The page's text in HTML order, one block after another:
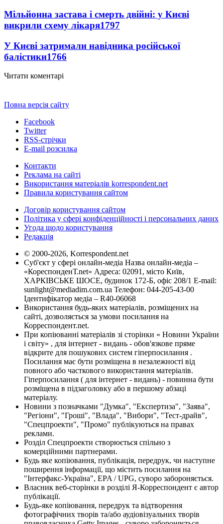
Мільйонна застава і смерть двійні: у Києві
викрили схему лікаря1797
У Києві затримали навідника російської
балістики1766
Читати коментарі
Повна версія сайту
Facebook
Twitter
RSS-стрічки
E-mail розсилка
Контакти
Реклама на сайті
Використання матеріалів korrespondent.net
Правила користування сайтом
Договір користування сайтом
Політика у сфері конфіденційності і персональних даних
Угода щодо користування
Редакція
© 2000-2026, Korrespondent.net
Суб'єкт у сфері онлайн-медіа Назва онлайн-медіа –
«КореспонденТ.net» Адреса: 02091, місто Київ,
ХАРКІВСЬКЕ ШОСЕ, будинок 172-Б, офіс 208/1 E-mail:
sunlight@mediadim.com.ua Телефон: 044-205-43-00
Ідентифікатор медіа – R40-06068
Використання будь-яких матеріалів, розміщених на
сайті, дозволяється за умови посилання на
Корреспондент.net.
При копіюванні матеріалів зі сторінки « Новини України
і світу» , для інтернет - видань - обов'язкове пряме
відкрите для пошукових систем гіперпосилання .
Посилання має бути розміщена в незалежності від
повного або часткового використання матеріалів.
Гіперпосилання ( для інтернет - видань) - повинна бути
розміщена в підзаголовку або в першому абзаці
матеріалу.
Новини з позначками "Думка", "Експертиза", "Заява",
"Регіони", "Гроші", "Влада", "Вибори", "Тест-драйв",
"Спецпроекти", "Промо" публікуються на правах
реклами.
Розділ Спецпроекти створюється спільно з
комерційними партнерами.
Будь яке копіювання, публікація, передрук, чи наступне
поширення інформації, що містить посилання на
"Інтерфакс-Україна", EPA / UPG, суворо забороняється.
Власник веб-сторінки в розділі Я-Корреспондент є автор
публікації.
Будь-яке копіювання, передрук та відтворення
фотографічних творів та/або аудіовізуальних творів